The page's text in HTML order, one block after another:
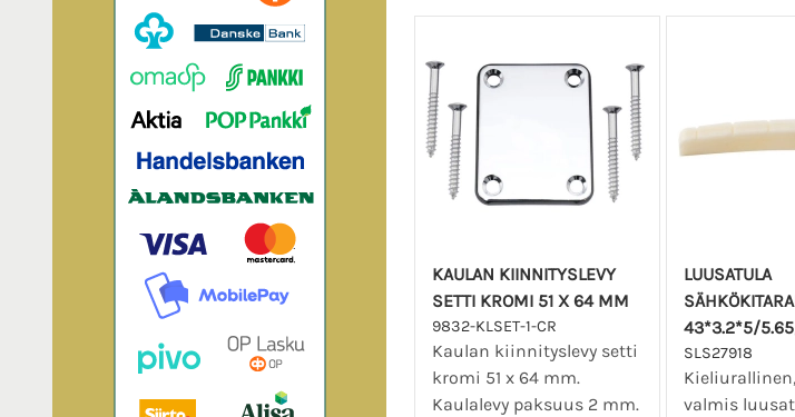
KAULAN KIINNITYSLEVY
SETTI KROMI 51 X 64 MM
9832-KLSET-1-CR
Kaulan kiinnityslevy setti
kromi 51 x 64 mm.
Kaulalevy paksuus 2 mm.
LUUSATULA
43*3.2*5/
SLS27918
valmis